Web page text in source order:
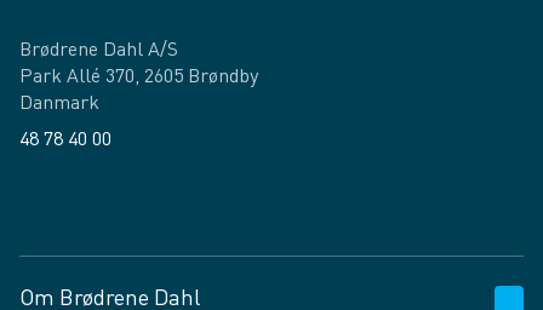
Brødrene Dahl A/S
Park Allé 370, 2605 Brøndby
Danmark
48 78 40 00
Om Brødrene Dahl